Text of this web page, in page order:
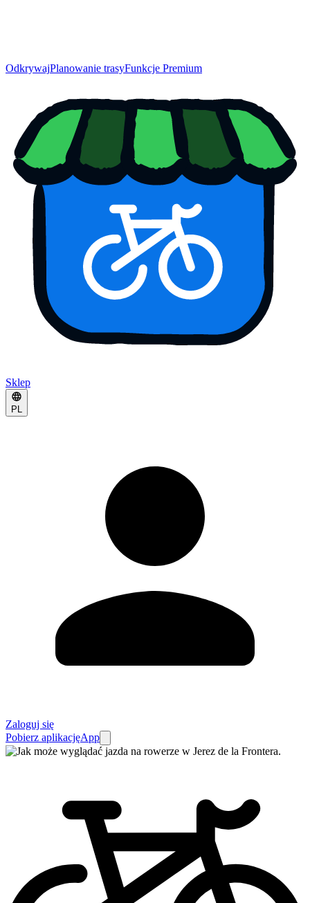
OdkrywajPlanowanie trasyFunkcje Premium
Sklep
PL
Zaloguj się
Pobierz aplikacjęApp